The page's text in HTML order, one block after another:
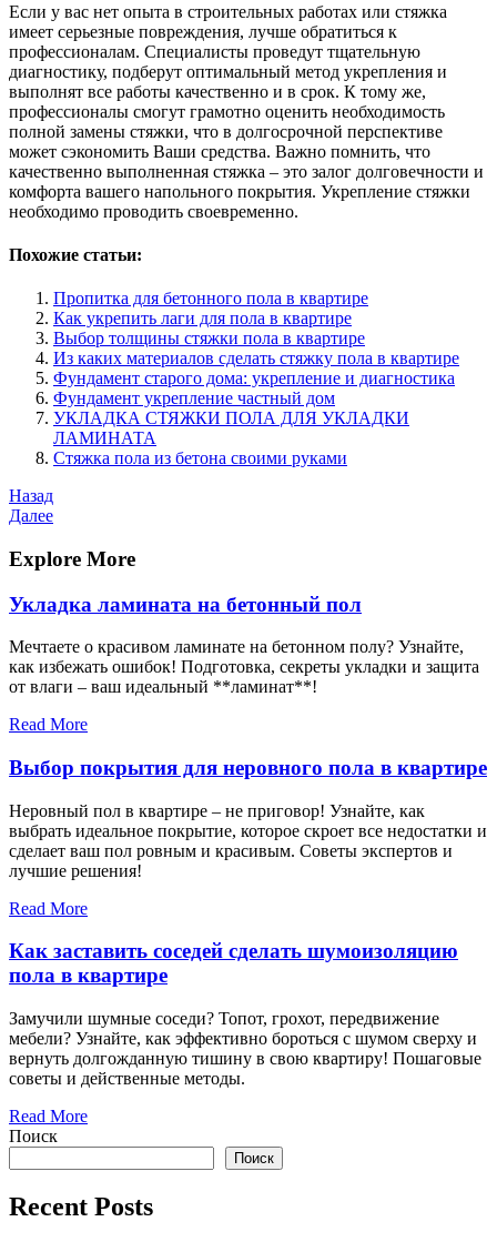
Если у вас нет опыта в строительных работах или стяжка
имеет серьезные повреждения, лучше обратиться к
профессионалам. Специалисты проведут тщательную
диагностику, подберут оптимальный метод укрепления и
выполнят все работы качественно и в срок. К тому же,
профессионалы смогут грамотно оценить необходимость
полной замены стяжки, что в долгосрочной перспективе
может сэкономить Ваши средства. Важно помнить, что
качественно выполненная стяжка – это залог долговечности и
комфорта вашего напольного покрытия. Укрепление стяжки
необходимо проводить своевременно.
Похожие статьи:
Пропитка для бетонного пола в квартире
Как укрепить лаги для пола в квартире
Выбор толщины стяжки пола в квартире
Из каких материалов сделать стяжку пола в квартире
Фундамент старого дома: укрепление и диагностика
Фундамент укрепление частный дом
УКЛАДКА СТЯЖКИ ПОЛА ДЛЯ УКЛАДКИ
ЛАМИНАТА
Стяжка пола из бетона своими руками
Навигация
по
записям
Предыдущая
запись
Назад
Следующая
Далее
Explore More
Укладка ламината на бетонный пол
Мечтаете о красивом ламинате на бетонном полу? Узнайте,
как избежать ошибок! Подготовка, секреты укладки и защита
от влаги – ваш идеальный **ламинат**!
Read More
Выбор покрытия для неровного пола в квартире
Неровный пол в квартире – не приговор! Узнайте, как
выбрать идеальное покрытие, которое скроет все недостатки и
сделает ваш пол ровным и красивым. Советы экспертов и
лучшие решения!
Read More
Как заставить соседей сделать шумоизоляцию
пола в квартире
Замучили шумные соседи? Топот, грохот, передвижение
мебели? Узнайте, как эффективно бороться с шумом сверху и
вернуть долгожданную тишину в свою квартиру! Пошаговые
советы и действенные методы.
Read More
Поиск
Поиск
Recent Posts